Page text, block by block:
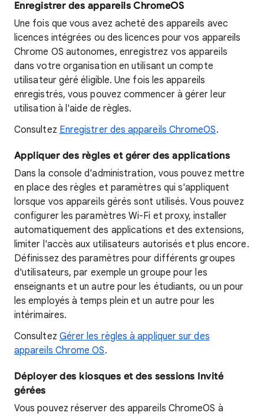
Enregistrer des appareils ChromeOS
Une fois que vous avez acheté des appareils avec
licences intégrées ou des licences pour vos appareils
Chrome OS autonomes, enregistrez vos appareils
dans votre organisation en utilisant un compte
utilisateur géré éligible. Une fois les appareils
enregistrés, vous pouvez commencer à gérer leur
utilisation à l'aide de règles.
Consultez Enregistrer des appareils ChromeOS.
Appliquer des règles et gérer des applications
Dans la console d'administration, vous pouvez mettre
en place des règles et paramètres qui s'appliquent
lorsque vos appareils gérés sont utilisés. Vous pouvez
configurer les paramètres Wi-Fi et proxy, installer
automatiquement des applications et des extensions,
limiter l'accès aux utilisateurs autorisés et plus encore.
Définissez des paramètres pour différents groupes
d'utilisateurs, par exemple un groupe pour les
enseignants et un autre pour les étudiants, ou un pour
les employés à temps plein et un autre pour les
intérimaires.
Consultez Gérer les règles à appliquer sur des
appareils Chrome OS.
Déployer des kiosques et des sessions Invité
gérées
Vous pouvez réserver des appareils ChromeOS à